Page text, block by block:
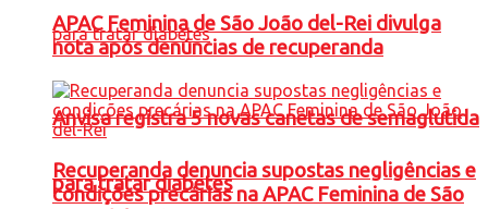
Anvisa registra 5 novas canetas de semaglutida
para tratar diabetes
APAC Feminina de São João del-Rei divulga
nota após denúncias de recuperanda
Recuperanda denuncia supostas negligências e
condições precárias na APAC Feminina de São